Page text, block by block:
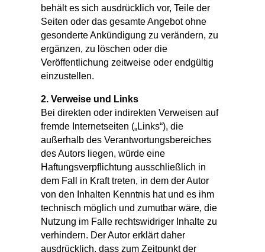
behält es sich ausdrücklich vor, Teile der
Seiten oder das gesamte Angebot ohne
gesonderte Ankündigung zu verändern, zu
ergänzen, zu löschen oder die
Veröffentlichung zeitweise oder endgültig
einzustellen.
2. Verweise und Links
Bei direkten oder indirekten Verweisen auf
fremde Internetseiten („Links“), die
außerhalb des Verantwortungsbereiches
des Autors liegen, würde eine
Haftungsverpflichtung ausschließlich in
dem Fall in Kraft treten, in dem der Autor
von den Inhalten Kenntnis hat und es ihm
technisch möglich und zumutbar wäre, die
Nutzung im Falle rechtswidriger Inhalte zu
verhindern. Der Autor erklärt daher
ausdrücklich, dass zum Zeitpunkt der